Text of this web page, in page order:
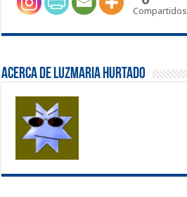
Compartidos
Acerca de Luzmaria Hurtado